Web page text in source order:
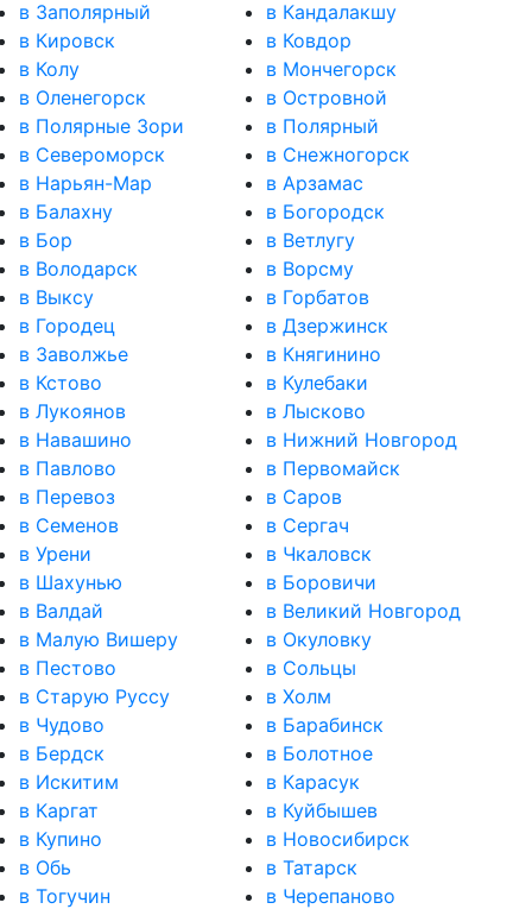
в Заполярный
в Кандалакшу
в Кировск
в Ковдор
в Колу
в Мончегорск
в Оленегорск
в Островной
в Полярные Зори
в Полярный
в Североморск
в Снежногорск
в Нарьян-Мар
в Арзамас
в Балахну
в Богородск
в Бор
в Ветлугу
в Володарск
в Ворсму
в Выксу
в Горбатов
в Городец
в Дзержинск
в Заволжье
в Княгинино
в Кстово
в Кулебаки
в Лукоянов
в Лысково
в Навашино
в Нижний Новгород
в Павлово
в Первомайск
в Перевоз
в Саров
в Семенов
в Сергач
в Урени
в Чкаловск
в Шахунью
в Боровичи
в Валдай
в Великий Новгород
в Малую Вишеру
в Окуловку
в Пестово
в Сольцы
в Старую Руссу
в Холм
в Чудово
в Барабинск
в Бердск
в Болотное
в Искитим
в Карасук
в Каргат
в Куйбышев
в Купино
в Новосибирск
в Обь
в Татарск
в Тогучин
в Черепаново